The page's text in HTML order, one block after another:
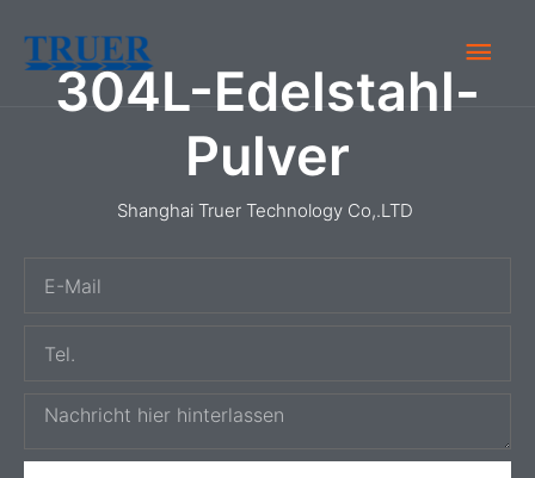
Inhalt
springen304L-Edelstahl-
Pulver
Shanghai Truer Technology Co,.LTD